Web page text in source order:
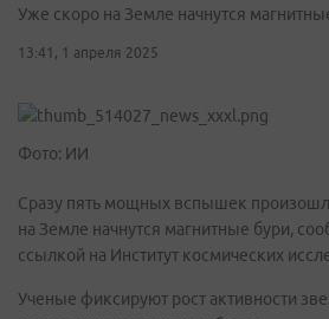
Уже скоро на Земле начнутся
13:41, 1 апреля 2025
Фото: ИИ
Сразу пять мощных вспышек
на Земле начнутся магнитные бури,
ссылкой на Институт космических
Ученые фиксируют рост активности